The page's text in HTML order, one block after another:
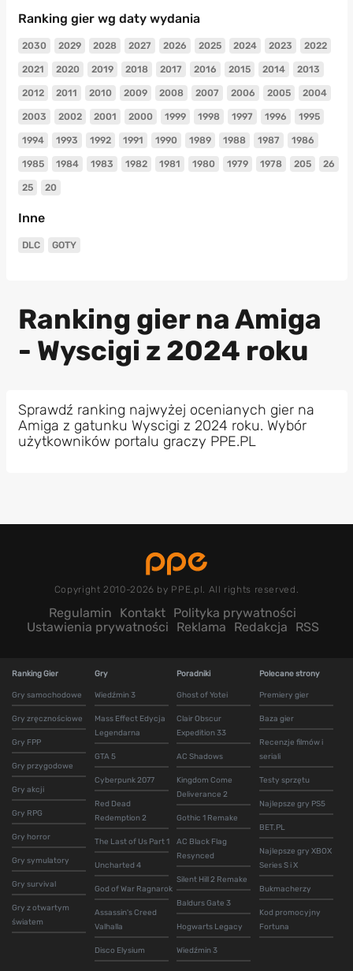
Ranking gier wg daty wydania
2030 2029 2028 2027 2026 2025 2024 2023 2022
2021 2020 2019 2018 2017 2016 2015 2014 2013
2012 2011 2010 2009 2008 2007 2006 2005 2004
2003 2002 2001 2000 1999 1998 1997 1996 1995
1994 1993 1992 1991 1990 1989 1988 1987 1986
1985 1984 1983 1982 1981 1980 1979 1978 205 26
25 20
Inne
DLC GOTY
Ranking gier na Amiga
- Wyscigi z 2024 roku
Sprawdź ranking najwyżej ocenianych gier na
Amiga z gatunku Wyscigi z 2024 roku. Wybór
użytkowników portalu graczy PPE.PL
Copyright 2010-2026 by PPE.pl. All rights reserved.
Regulamin Kontakt Polityka prywatności
Ustawienia prywatności
Reklama Redakcja RSS
Ranking Gier
Gry samochodowe
Gry zręcznościowe
Gry FPP
Gry przygodowe
Gry akcji
Gry RPG
Gry horror
Gry symulatory
Gry survival
Gry z otwartym
światem
Gry
Wiedźmin 3
Mass Effect Edycja
Legendarna
GTA 5
Cyberpunk 2077
Red Dead
Redemption 2
The Last of Us Part 1
Uncharted 4
God of War Ragnarok
Assassin's Creed
Valhalla
Disco Elysium
Poradniki
Ghost of Yotei
Clair Obscur
Expedition 33
AC Shadows
Kingdom Come
Deliverance 2
Gothic 1 Remake
AC Black Flag
Resynced
Silent Hill 2 Remake
Baldurs Gate 3
Hogwarts Legacy
Wiedźmin 3
Polecane strony
Premiery gier
Baza gier
Recenzje filmów i
seriali
Testy sprzętu
Najlepsze gry PS5
BET.PL
Najlepsze gry XBOX
Series S i X
Bukmacherzy
Kod promocyjny
Fortuna